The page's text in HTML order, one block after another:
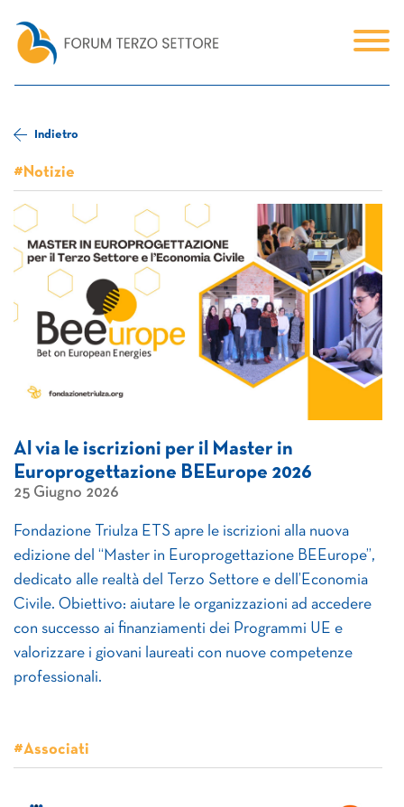
Indietro
#Notizie
Al via le iscrizioni per il Master in
Europrogettazione BEEurope 2026
25 Giugno 2026
Fondazione Triulza ETS apre le iscrizioni alla nuova
edizione del “Master in Europrogettazione BEEurope”,
dedicato alle realtà del Terzo Settore e dell’Economia
Civile. Obiettivo: aiutare le organizzazioni ad accedere
con successo ai finanziamenti dei Programmi UE e
valorizzare i giovani laureati con nuove competenze
professionali.
#Associati